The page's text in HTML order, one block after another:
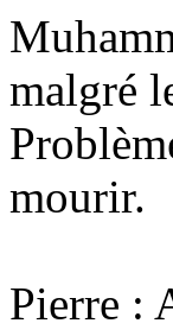
malgré
mourir.
Pierre :